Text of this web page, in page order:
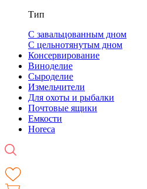
Тип
С завальцованным дном
С цельнотянутым дном
Консервирование
Виноделие
Сыроделие
Измельчители
Для охоты и рыбалки
Почтовые ящики
Емкости
Horeca